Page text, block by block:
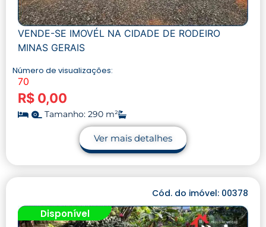
VENDE-SE IMOVÉL NA CIDADE DE RODEIRO
MINAS GERAIS
Número de visualizações:
70
R$ 0,00
Tamanho: 290 m²
Ver mais detalhes
Cód. do imóvel: 00378
Disponível